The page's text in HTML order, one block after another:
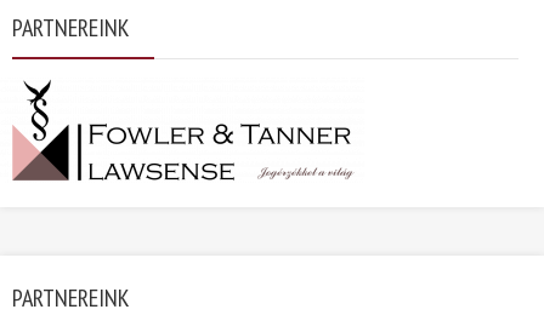
PARTNEREINK
PARTNEREINK